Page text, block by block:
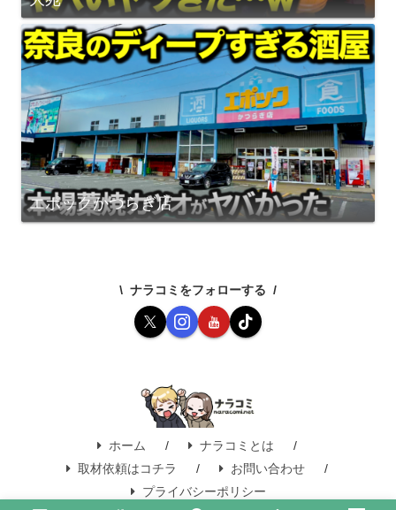
エポックかつらぎ店
ナラコミをフォローする
ホーム
ナラコミとは
取材依頼はコチラ
お問い合わせ
プライバシーポリシー